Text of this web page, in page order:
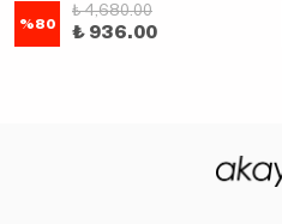
%80
₺ 4,680.00
₺ 936.00